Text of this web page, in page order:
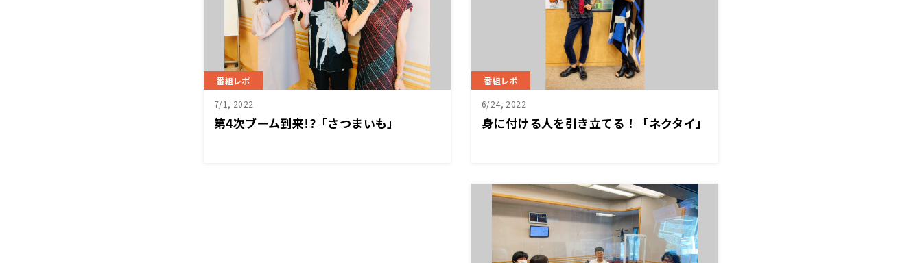
番組レポ
7/1, 2022
第4次ブーム到来!?「さつまいも」
番組レポ
6/24, 2022
身に付ける人を引き立てる！「ネクタイ」